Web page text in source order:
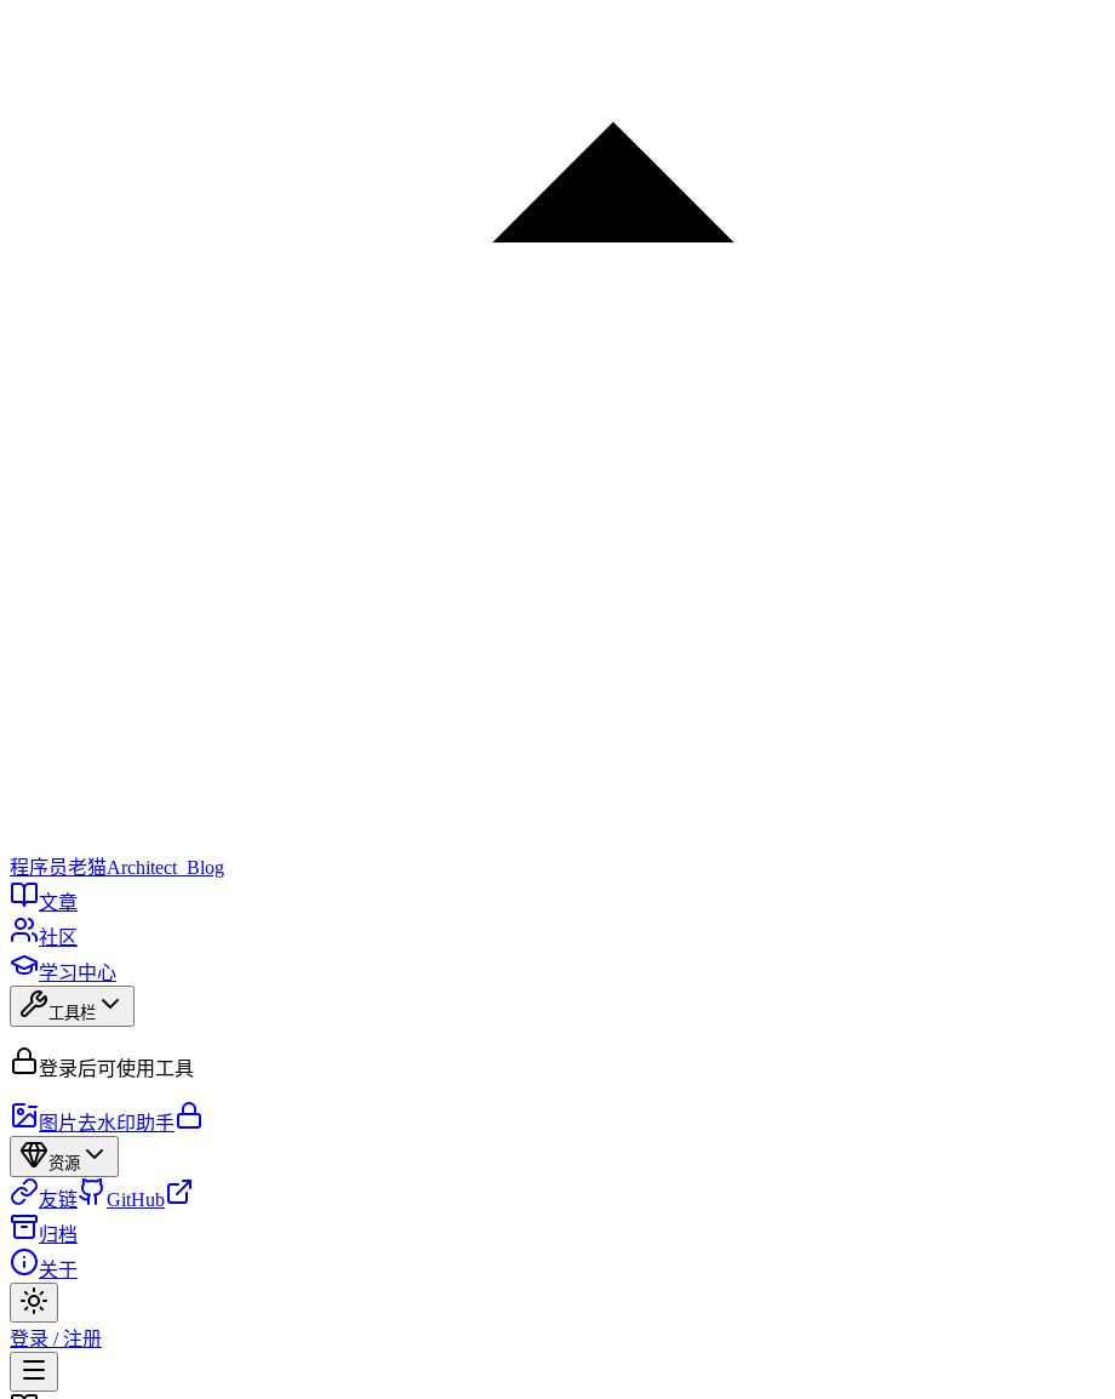
程序员老猫Architect_Blog
文章
社区
学习中心
工具栏
登录后可使用工具
图片去水印助手
资源
友链
GitHub
归档
关于
登录 / 注册